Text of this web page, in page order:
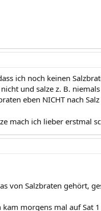
ich noch keinen
und salze z. B.
eben NICHT nach
mach ich lieber erstmal
von Salzbraten gehört,
morgens mal auf Sat